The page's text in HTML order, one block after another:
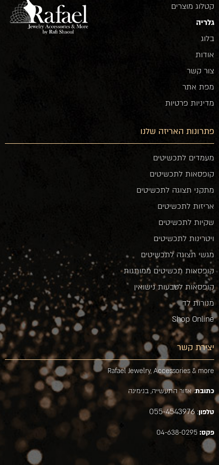
קטלוג מוצרים
גלריה
בלוג
אודות
צור קשר
מפת אתר
מדיניות פרטיות
פתרונות האריזה שלנו
מעמדים לתכשיטים
קופסאות לתכשיטים
מתקני תצוגה לתכשיטים
אריזות לתכשיטים
שקיות לתכשיטים
ויטרינות לתכשיטים
מגשי תצוגה לתכשיטים
קופסאות תכשיטים ממותגות
קופסאות לטבעות נישואין
מנורות לד
Shop Online
יצירת קשר
Rafael Jewelry, Accessories & more
כתובת: אזור התעשייה, בנימינה
טלפון:
055-4543976
פקס: 04-638-0295